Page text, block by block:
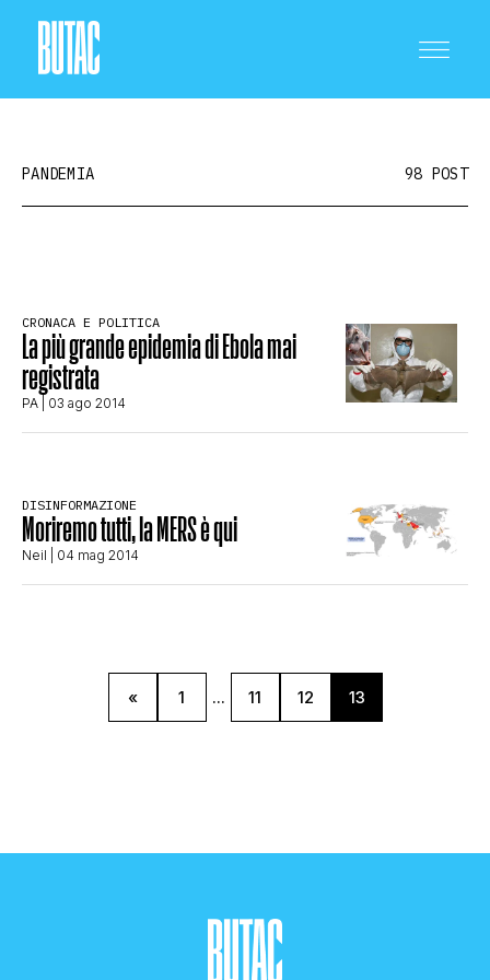
SCIENZA E TECNOLOGIA
SALUTE E MEDICINA
STORIA E CITAZIONI
COMPLOTTI, LEGGENDE URBANE ED
TRUFFE E SOCIAL NETWORK
PANDEMIA 98 POST
CRONACA E POLITICA
La più grande epidemia di Ebola mai
registrata
PA | 03 ago 2014
DISINFORMAZIONE
Moriremo tutti, la MERS è qui
Neil | 04 mag 2014
« 1 ... 11 12 13